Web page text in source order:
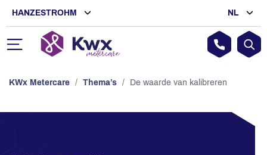
HANZESTROHM NL
KWx Metercare / Thema’s / De waarde van kalibreren